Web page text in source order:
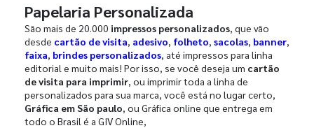
Papelaria Personalizada
São mais de 20.000 impressos personalizados, que vão
desde cartão de visita, adesivo, folheto, sacolas, banner,
faixa, brindes personalizados, até impressos para linha
editorial e muito mais! Por isso, se você deseja um cartão
de visita para imprimir, ou imprimir toda a linha de
personalizados para sua marca, você está no lugar certo,
Gráfica em São paulo, ou Gráfica online que entrega em
todo o Brasil é a GIV Online,